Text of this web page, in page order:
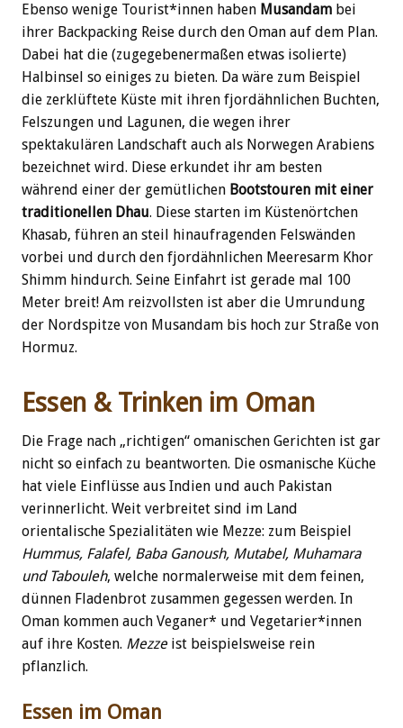
Ebenso wenige Tourist*innen haben Musandam bei
ihrer Backpacking Reise durch den Oman auf dem Plan.
Dabei hat die (zugegebenermaßen etwas isolierte)
Halbinsel so einiges zu bieten. Da wäre zum Beispiel
die zerklüftete Küste mit ihren fjordähnlichen Buchten,
Felszungen und Lagunen, die wegen ihrer
spektakulären Landschaft auch als Norwegen Arabiens
bezeichnet wird. Diese erkundet ihr am besten
während einer der gemütlichen Bootstouren mit einer
traditionellen Dhau. Diese starten im Küstenörtchen
Khasab, führen an steil hinaufragenden Felswänden
vorbei und durch den fjordähnlichen Meeresarm Khor
Shimm hindurch. Seine Einfahrt ist gerade mal 100
Meter breit! Am reizvollsten ist aber die Umrundung
der Nordspitze von Musandam bis hoch zur Straße von
Hormuz.
Essen & Trinken im Oman
Die Frage nach „richtigen“ omanischen Gerichten ist gar
nicht so einfach zu beantworten. Die osmanische Küche
hat viele Einflüsse aus Indien und auch Pakistan
verinnerlicht. Weit verbreitet sind im Land
orientalische Spezialitäten wie Mezze: zum Beispiel
Hummus, Falafel, Baba Ganoush, Mutabel, Muhamara
und Tabouleh, welche normalerweise mit dem feinen,
dünnen Fladenbrot zusammen gegessen werden. In
Oman kommen auch Veganer* und Vegetarier*innen
auf ihre Kosten. Mezzeist beispielsweise rein
pflanzlich.
Essen im Oman